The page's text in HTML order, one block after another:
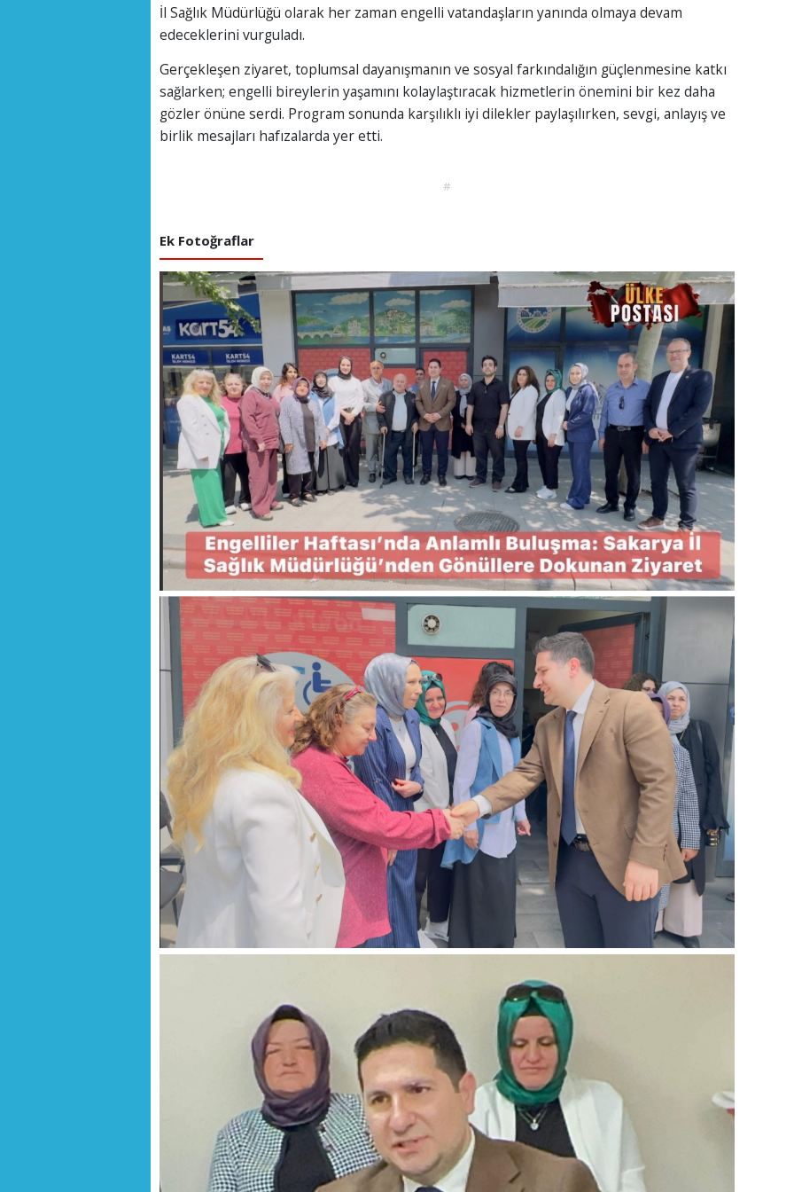
İl Sağlık Müdürlüğü olarak her zaman engelli vatandaşların yanında olmaya devam
edeceklerini vurguladı.
Gerçekleşen ziyaret, toplumsal dayanışmanın ve sosyal farkındalığın güçlenmesine katkı
sağlarken; engelli bireylerin yaşamını kolaylaştıracak hizmetlerin önemini bir kez daha
gözler önüne serdi. Program sonunda karşılıklı iyi dilekler paylaşılırken, sevgi, anlayış ve
birlik mesajları hafızalarda yer etti.
#
Ek Fotoğraflar